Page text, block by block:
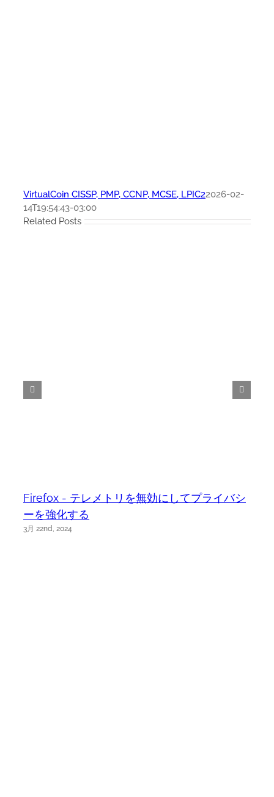
VirtualCoin CISSP, PMP, CCNP, MCSE, LPIC22026-02-
14T19:54:43-03:00
Related Posts
Firefox - テレメトリを無効にしてプライバシ
ーを強化する
3月 22nd, 2024